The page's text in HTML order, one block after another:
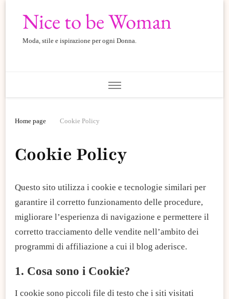
Nice to be Woman
Moda, stile e ispirazione per ogni Donna.
Home page Cookie Policy
Cookie Policy
Questo sito utilizza i cookie e tecnologie similari per
garantire il corretto funzionamento delle procedure,
migliorare l’esperienza di navigazione e permettere il
corretto tracciamento delle vendite nell’ambito dei
programmi di affiliazione a cui il blog aderisce.
1. Cosa sono i Cookie?
I cookie sono piccoli file di testo che i siti visitati